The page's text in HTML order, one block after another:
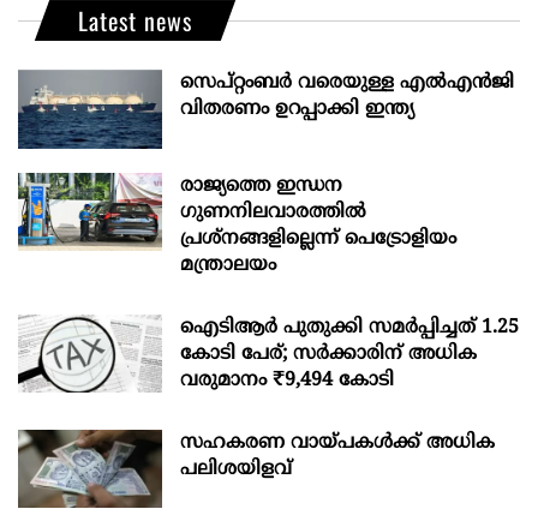
Latest news
സെപ്റ്റംബർ വരെയുള്ള എൽഎൻജി
വിതരണം ഉറപ്പാക്കി ഇന്ത്യ
രാജ്യത്തെ ഇന്ധന
ഗുണനിലവാരത്തില്‍
പ്രശ്‌നങ്ങളില്ലെന്ന് പെട്രോളിയം
മന്ത്രാലയം
ഐടിആര്‍ പുതുക്കി സമർപ്പിച്ചത് 1.25
കോടി പേര്; സർക്കാരിന് അധിക
വരുമാനം ₹9,494 കോടി
സഹകരണ വായ്പകള്‍ക്ക് അധിക
പലിശയിളവ്